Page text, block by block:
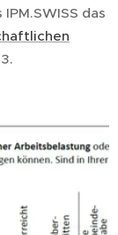
das